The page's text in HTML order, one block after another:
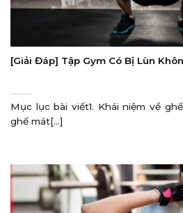
[Giải Đáp] Tập Gym Có Bị Lùn
Mục lục bài viết1. Khái niệm về
ghế mát[...]